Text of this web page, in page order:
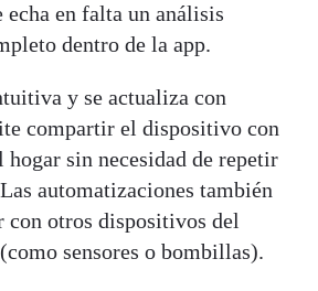
echa en falta un análisis
dentro de la app.
y se actualiza con
compartir el dispositivo con
hogar sin necesidad de repetir
automatizaciones también
con otros dispositivos del
sensores o bombillas).